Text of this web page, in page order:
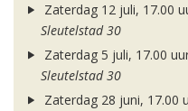
Zaterdag 12 juli, 17.00
Sleutelstad 30
Zaterdag 5 juli, 17.00
Sleutelstad 30
Zaterdag 28 juni, 17.00